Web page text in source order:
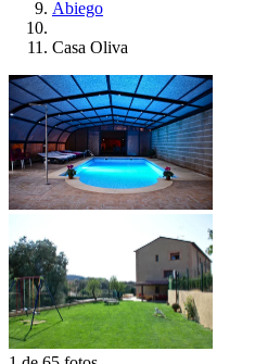
Abiego
Casa Oliva